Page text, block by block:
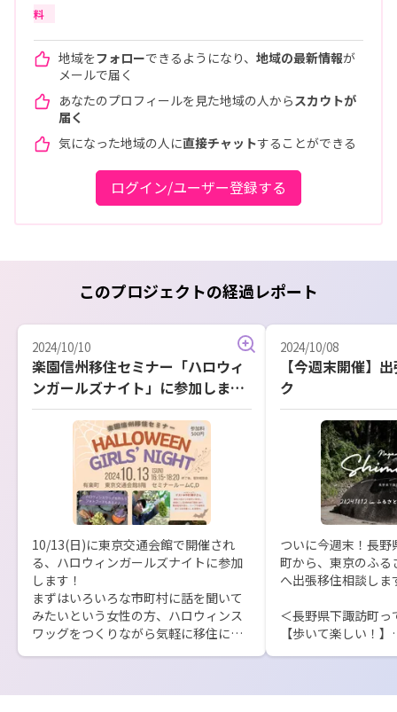
料
地域をフォローできるようになり、 地域の最新情報が
メールで届く
あなたのプロフィールを見た地域の人から スカウトが
届く
気になった地域の人に直接チャットすることができる
ログイン/ユーザー登録する
このプロジェクトの経過レポート
2024/10/10
楽園信州移住セミナー「ハロウィ
ンガールズナイト」に参加しま
す！
10/13(日)に東京交通会館で開催され
る、ハロウィンガールズナイトに参加
します！
まずはいろいろな市町村に話を聞いて
みたいという女性の方、ハロウィンス
ワッグをつくりながら気軽に移住につ
2024/10/08
【今週末開催】
ク
ついに今週末！長
町から、東京のふる
へ出張移住相談しま
＜長野県下諏訪町っ
【歩いて楽しい！】